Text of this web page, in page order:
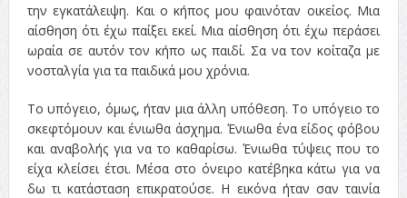
την εγκατάλειψη. Και ο κήπος μου φαινόταν οικείος. Μια
αίσθηση ότι έχω παίξει εκεί. Μια αίσθηση ότι έχω περάσει
ωραία σε αυτόν τον κήπο ως παιδί. Σα να τον κοίταζα με
νοσταλγία για τα παιδικά μου χρόνια.
Το υπόγειο, όμως, ήταν μια άλλη υπόθεση. Το υπόγειο το
σκεφτόμουν και ένιωθα άσχημα. Ένιωθα ένα είδος φόβου
και αναβολής για να το καθαρίσω. Ένιωθα τύψεις που το
είχα κλείσει έτσι. Μέσα στο όνειρο κατέβηκα κάτω για να
δω τι κατάσταση επικρατούσε. Η εικόνα ήταν σαν ταινία